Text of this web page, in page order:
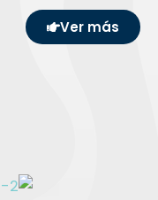
Ver más